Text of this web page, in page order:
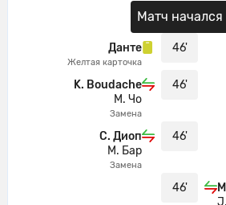
своей половине поля
Ницца контролирует
Абдулайе Канте
завладевает мячом
команды.
Данте ослабляет
мяч.
Djibril Coulibaly
Матч начался
46'
Данте
Желтая карточка
46'
K. Boudache
М. Чо
Замена
46'
С. Диоп
М. Бар
Замена
46'